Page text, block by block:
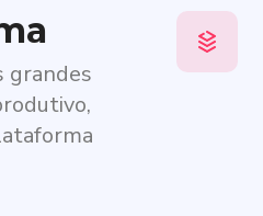
grandes